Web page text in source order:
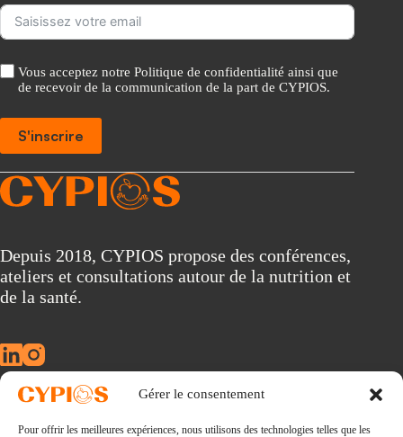
Gérer le consentement
Pour offrir les meilleures expériences, nous utilisons des technologies telles que les
Vous acceptez notre Politique de confidentialité ainsi que
de recevoir de la communication de la part de CYPIOS.
S'inscrire
A
l
n
a
t
e
Depuis 2018, CYPIOS propose des conférences,
ateliers et consultations autour de la nutrition et
de la santé.